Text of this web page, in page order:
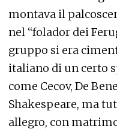
montava il
nel “folador dei
gruppo si era
italiano di un certo
come Cecov, De
Shakespeare, ma
allegro, con